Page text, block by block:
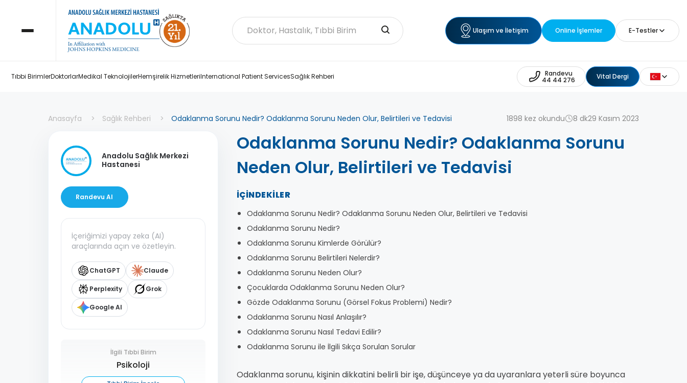
Ulaşım ve İletişim Online İşlemler E-Testler
Tıbbi BirimlerDoktorlarMedikal TeknolojilerHemşirelik HizmetleriInternational Patient ServicesSağlık Rehberi Randevu
44 44 276 Vital Dergi
Anasayfa Sağlık Rehberi Odaklanma Sorunu Nedir? Odaklanma Sorunu Neden Olur, Belirtileri ve Tedavisi 1898 kez okundu 8 dk29 Kasım 2023
Anadolu Sağlık Merkezi
Hastanesi
Randevu Al
İçeriğimizi yapay zeka (AI)
araçlarında açın ve özetleyin.
ChatGPT Claude
Perplexity Grok
Google AI
İlgili Tıbbi Birim
Psikoloji
Odaklanma Sorunu Nedir? Odaklanma Sorunu
Neden Olur, Belirtileri ve Tedavisi
İÇINDEKILER
Odaklanma Sorunu Nedir? Odaklanma Sorunu Neden Olur, Belirtileri ve Tedavisi
Odaklanma Sorunu Nedir?
Odaklanma Sorunu Kimlerde Görülür?
Odaklanma Sorunu Belirtileri Nelerdir?
Odaklanma Sorunu Neden Olur?
Çocuklarda Odaklanma Sorunu Neden Olur?
Gözde Odaklanma Sorunu (Görsel Fokus Problemi) Nedir?
Odaklanma Sorunu Nasıl Anlaşılır?
Odaklanma Sorunu Nasıl Tedavi Edilir?
Odaklanma Sorunu ile İlgili Sıkça Sorulan Sorular
Odaklanma sorunu, kişinin dikkatini belirli bir işe, düşünceye ya da uyaranlara yeterli süre boyunca